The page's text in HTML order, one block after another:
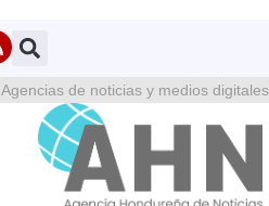
Agencias de noticias y medios digitales